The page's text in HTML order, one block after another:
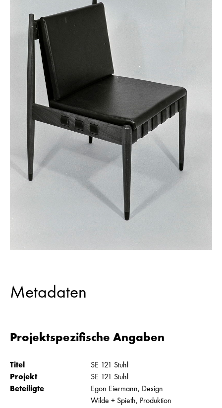
Metadaten
Projektspezifische Angaben
Titel
SE 121 Stuhl
Projekt
SE 121 Stuhl
Beteiligte
Egon Eiermann, Design
Wilde + Spieth, Produktion